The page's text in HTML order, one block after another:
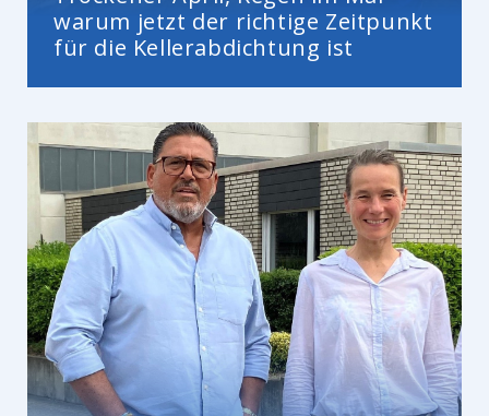
warum jetzt der richtige Zeitpunkt
für die Kellerabdichtung ist